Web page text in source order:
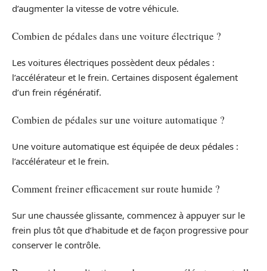
d’augmenter la vitesse de votre véhicule.
Combien de pédales dans une voiture électrique ?
Les voitures électriques possèdent deux pédales :
l’accélérateur et le frein. Certaines disposent également
d’un frein régénératif.
Combien de pédales sur une voiture automatique ?
Une voiture automatique est équipée de deux pédales :
l’accélérateur et le frein.
Comment freiner efficacement sur route humide ?
Sur une chaussée glissante, commencez à appuyer sur le
frein plus tôt que d’habitude et de façon progressive pour
conserver le contrôle.